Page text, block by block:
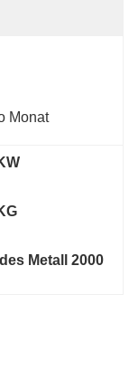
Monat
Metall 2000